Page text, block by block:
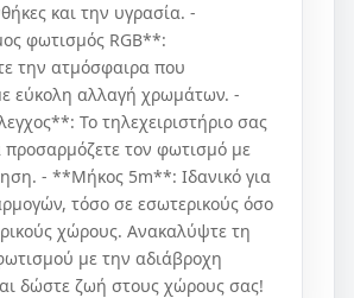
και την υγρασία. -
φωτισμός RGB**:
την ατμόσφαιρα που
εύκολη αλλαγή χρωμάτων. -
Το τηλεχειριστήριο σας
προσαρμόζετε τον φωτισμό με
- **Μήκος 5m**: Ιδανικό για
τόσο σε εσωτερικούς όσο
χώρους. Ανακαλύψτε τη
με την αδιάβροχη
δώστε ζωή στους χώρους σας!